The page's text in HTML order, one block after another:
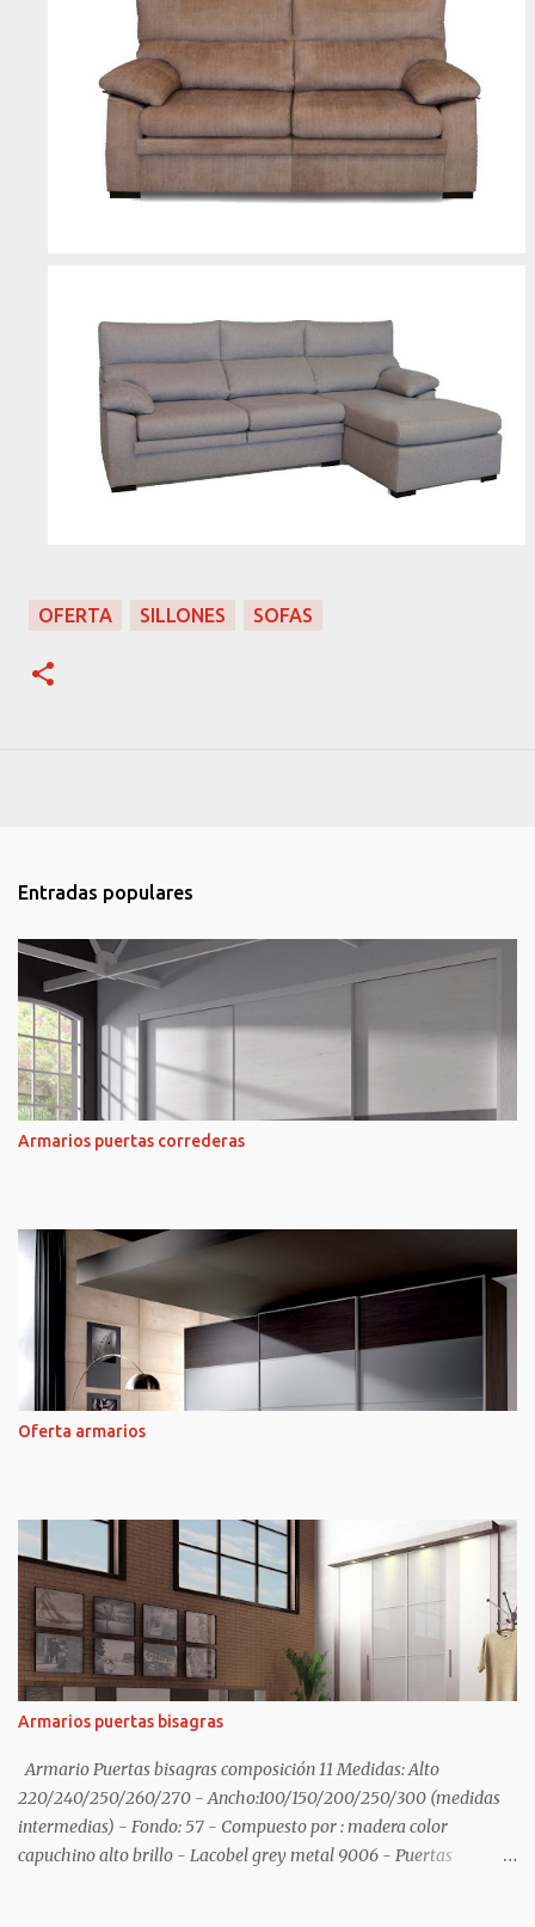
OFERTA SILLONES SOFAS
Entradas populares
Armarios puertas correderas
Oferta armarios
Armarios puertas bisagras
Armario Puertas bisagras composición 11 Medidas: Alto
220/240/250/260/270 - Ancho:100/150/200/250/300 (medidas
intermedias) - Fondo: 57 - Compuesto por : madera color
capuchino alto brillo - Lacobel grey metal 9006 - Puertas